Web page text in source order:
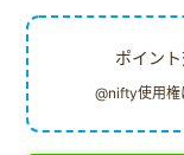
ポイン
@nifty使用権